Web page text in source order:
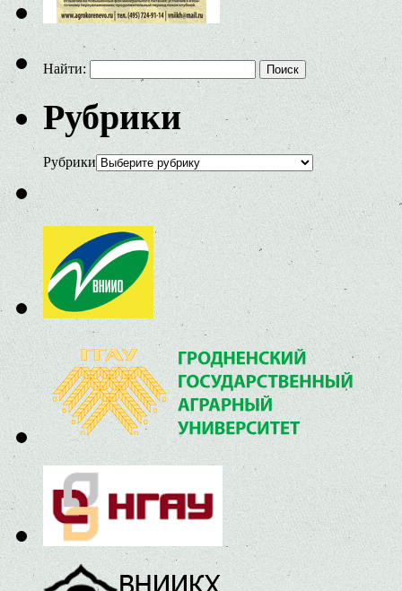
Найти:
Рубрики
Рубрики